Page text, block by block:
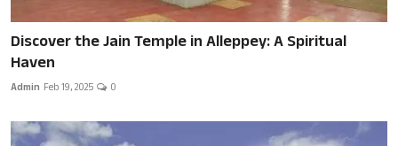
Discover the Jain Temple in Alleppey: A Spiritual
Haven
Admin Feb 19, 2025 0